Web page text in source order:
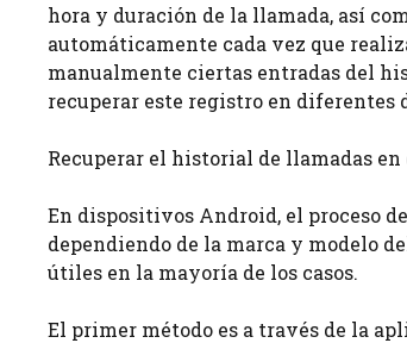
hora y duración de la llamada, así
automáticamente cada vez que
manualmente ciertas entradas del
recuperar este registro en diferentes
Recuperar el historial de llamadas
En dispositivos Android, el proceso
dependiendo de la marca y modelo
útiles en la mayoría de los casos.
El primer método es a través de la